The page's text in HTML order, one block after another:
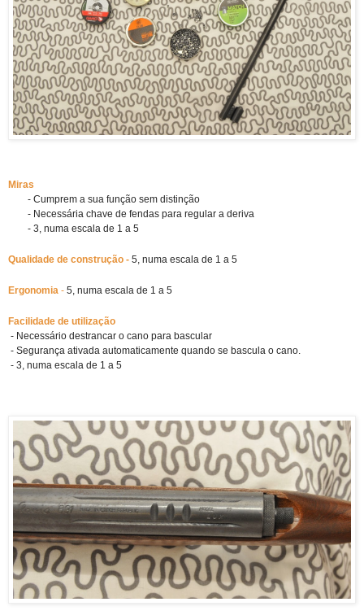
Miras
- Cumprem a sua função sem distinção
        - Necessária chave de fendas para regular a deriva
        - 3, numa escala de 1 a 5
Qualidade de construção - 5, numa escala de 1 a 5
Ergonomia - 5, numa escala de 1 a 5
Facilidade de utilização
- Necessário destrancar o cano para bascular
- Segurança ativada automaticamente quando se bascula o cano.
- 3, numa escala de 1 a 5